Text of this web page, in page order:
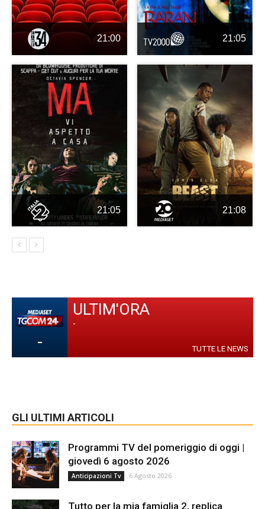
21:00 21:05
21:05 21:08
-
ULTIM'ORA
-
TUTTE LE NEWS
GLI ULTIMI ARTICOLI
Programmi TV del pomeriggio di oggi |
giovedì 6 agosto 2026
Anticipazioni Tv 6 Agosto 2026
Tutto per la mia famiglia 2, replica